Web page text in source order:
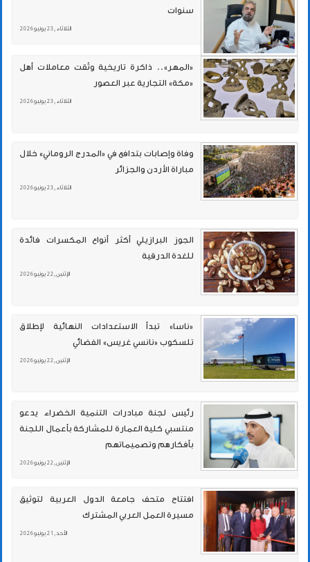
سنوات
الثلاثاء , 23 يونيو 2026
«المهر».. ذاكرة تاريخية وثّقت معاملات أهل
«مكة» التجارية عبر العصور
الثلاثاء , 23 يونيو 2026
وفاة وإصابات بتدافع في «المدرج الروماني» خلال
مباراة الأردن والجزائر
الثلاثاء , 23 يونيو 2026
الجوز البرازيلي أكثر أنواع المكسرات فائدة
للغدة الدرقية
الإثنين , 22 يونيو 2026
«ناسا» تبدأ الاستعدادات النهائية لإطلاق
تلسكوب «نانسي غريس» الفضائي
الإثنين , 22 يونيو 2026
رئيس لجنة مبادرات التنمية الخضراء يدعو
منتسبي كلية العمارة للمشاركة بأعمال اللجنة
بأفكارهم وتصميماتهم
الإثنين , 22 يونيو 2026
افتتاح متحف جامعة الدول العربية لتوثيق
مسيرة العمل العربي المشترك
الأحد , 21 يونيو 2026